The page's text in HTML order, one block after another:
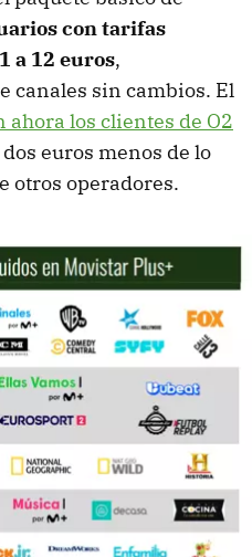
con tarifas
a 12 euros,
canales sin cambios. El
los clientes de O2
euros menos de lo
otros operadores.